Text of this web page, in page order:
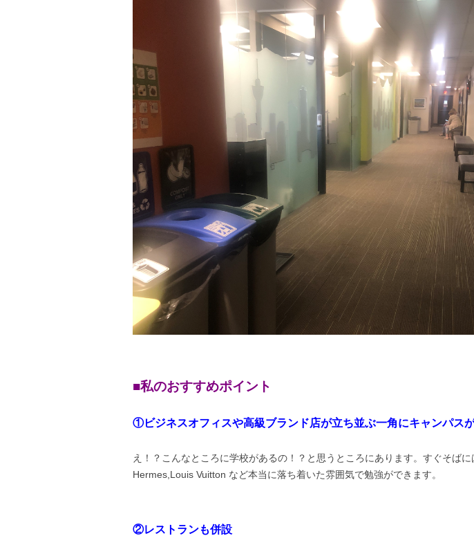
■私のおすすめポイント
①ビジネスオフィスや高級ブランド店が立ち並ぶ一角にキャンパス
え！？こんなところに学校があるの！？と思うところにあります。すぐそば
Hermes,Louis Vuitton など本当に落ち着いた雰囲気で勉強ができます。
②レストランも併設